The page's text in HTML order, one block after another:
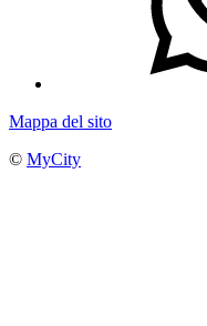
Mappa del sito
© MyCity